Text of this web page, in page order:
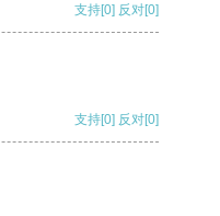
支持[0] 反对[0]
支持[0] 反对[0]